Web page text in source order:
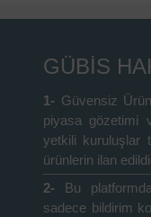
GÜBİS
1- Güvensiz
piyasa gözetimi
yetkili kuruluşlar
ürünlerin ilan
2-
Bu
sadece bildirim